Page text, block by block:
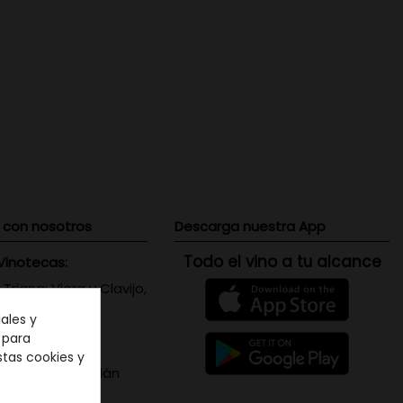
nosotros
Viera y Clavijo,
Santa Cruz: Adán
Descarga nuestra App
Todo el vino a tu alcance
y
cookies y